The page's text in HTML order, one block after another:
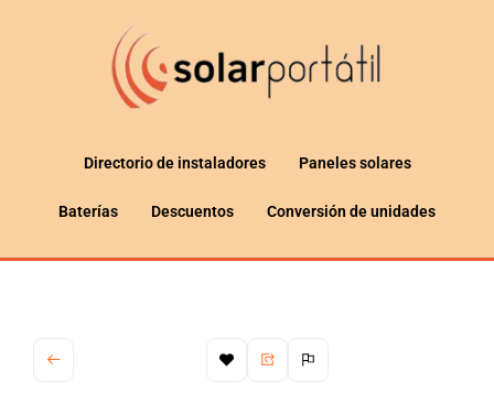
Directorio de instaladores Paneles solares
Baterías Descuentos Conversión de unidades